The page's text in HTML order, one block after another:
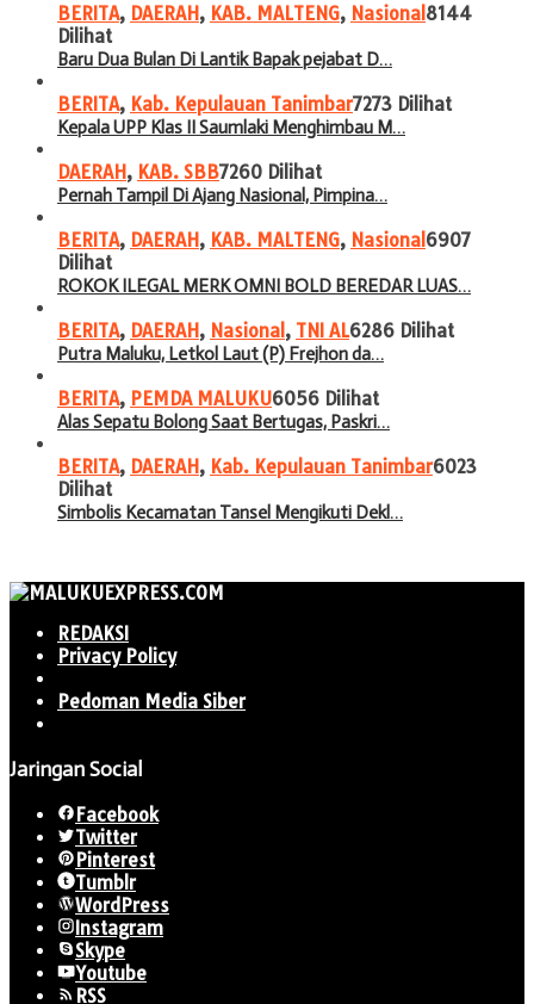
BERITA, DAERAH, KAB. MALTENG, Nasional 8144
Dilihat
Baru Dua Bulan Di Lantik Bapak pejabat D…
BERITA, Kab. Kepulauan Tanimbar7273 Dilihat
Kepala UPP Klas II Saumlaki Menghimbau M…
DAERAH, KAB. SBB7260 Dilihat
Pernah Tampil Di Ajang Nasional, Pimpina…
BERITA, DAERAH, KAB. MALTENG, Nasional 6907
Dilihat
ROKOK ILEGAL MERK OMNI BOLD BEREDAR LUAS…
BERITA, DAERAH, Nasional , TNI AL6286 Dilihat
Putra Maluku, Letkol Laut (P) Frejhon da…
BERITA, PEMDA MALUKU6056 Dilihat
Alas Sepatu Bolong Saat Bertugas, Paskri…
BERITA, DAERAH, Kab. Kepulauan Tanimbar6023
Dilihat
Simbolis Kecamatan Tansel Mengikuti Dekl…
REDAKSI
Privacy Policy
Pedoman Media Siber
Jaringan Social
Facebook
Twitter
Pinterest
Tumblr
WordPress
Instagram
Skype
Youtube
RSS